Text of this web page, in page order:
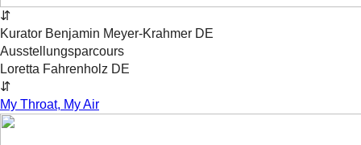
⇵
Kurator Benjamin Meyer-Krahmer DE
Ausstellungsparcours
Loretta Fahrenholz DE
⇵
My Throat, My Air